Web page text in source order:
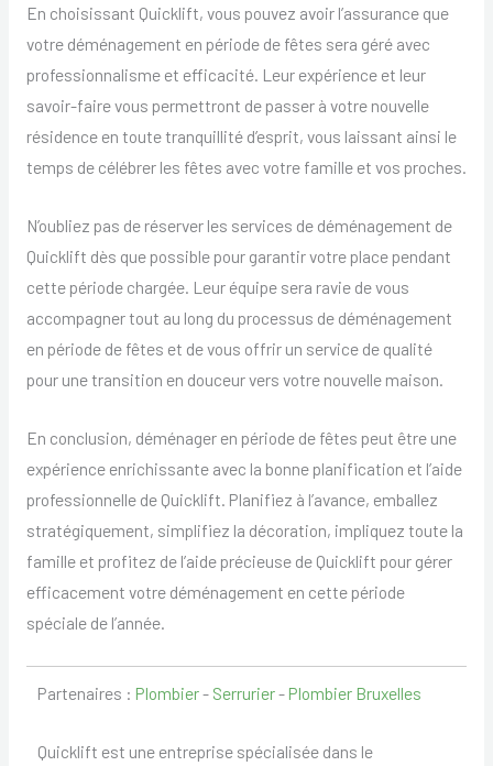
En choisissant Quicklift, vous pouvez avoir l’assurance que
votre déménagement en période de fêtes sera géré avec
professionnalisme et efficacité. Leur expérience et leur
savoir-faire vous permettront de passer à votre nouvelle
résidence en toute tranquillité d’esprit, vous laissant ainsi le
temps de célébrer les fêtes avec votre famille et vos proches.
N’oubliez pas de réserver les services de déménagement de
Quicklift dès que possible pour garantir votre place pendant
cette période chargée. Leur équipe sera ravie de vous
accompagner tout au long du processus de déménagement
en période de fêtes et de vous offrir un service de qualité
pour une transition en douceur vers votre nouvelle maison.
En conclusion, déménager en période de fêtes peut être une
expérience enrichissante avec la bonne planification et l’aide
professionnelle de Quicklift. Planifiez à l’avance, emballez
stratégiquement, simplifiez la décoration, impliquez toute la
famille et profitez de l’aide précieuse de Quicklift pour gérer
efficacement votre déménagement en cette période
spéciale de l’année.
Partenaires : Plombier- Serrurier- Plombier Bruxelles
Quicklift est une entreprise spécialisée dans le